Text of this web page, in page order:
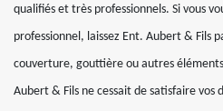
qualifiés et très professionnels. Si vous
professionnel, laissez Ent. Aubert & Fils
couverture, gouttière ou autres
Aubert & Fils ne cessait de satisfaire vos